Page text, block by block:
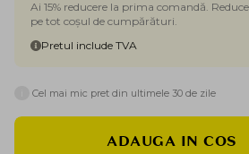
Ai 15% reducere la prima comandă.
pe tot coșul de cumpărături.
Pretul include TVA
Cel mai mic pret din ultimele 30 de zile
ADAUGA IN COS